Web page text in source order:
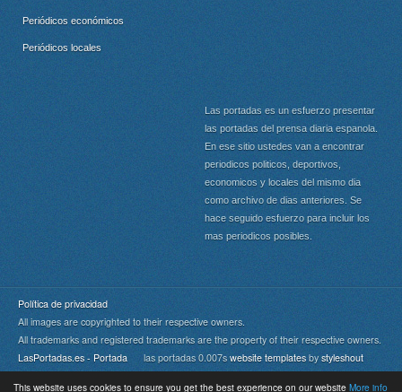
This website uses cookies to ensure you get the best experience on our website More info
Periódicos económicos
Periódicos locales
Las portadas es un esfuerzo presentar
las portadas del prensa diaria espanola.
En ese sitio ustedes van a encontrar
periodicos politicos, deportivos,
economicos y locales del mismo dia
como archivo de dias anteriores. Se
hace seguido esfuerzo para incluir los
mas periodicos posibles.
Política de privacidad
All images are copyrighted to their respective owners.
All trademarks and registered trademarks are the property of their respective owners.
LasPortadas.es - Portada las portadas 0.007swebsite templates by styleshout